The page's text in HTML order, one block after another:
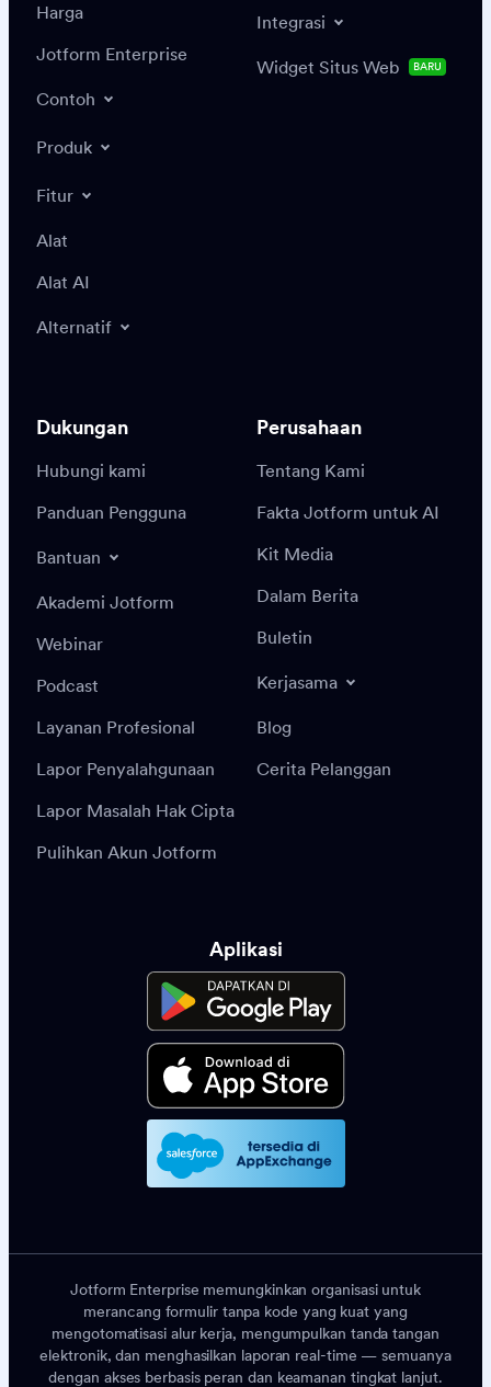
Harga
Jotform Enterprise
Contoh
Produk
Fitur
Alat
Alat AI
Alternatif
Integrasi
Widget Situs Web BARU
Dukungan
Hubungi kami
Panduan Pengguna
Bantuan
Akademi Jotform
Webinar
Podcast
Layanan Profesional
Lapor Penyalahgunaan
Lapor Masalah Hak Cipta
Pulihkan Akun Jotform
Perusahaan
Tentang Kami
Fakta Jotform untuk AI
Kit Media
Dalam Berita
Buletin
Kerjasama
Blog
Cerita Pelanggan
Aplikasi
Jotform Enterprise memungkinkan organisasi untuk
merancang formulir tanpa kode yang kuat yang
mengotomatisasi alur kerja, mengumpulkan tanda tangan
elektronik, dan menghasilkan laporan real-time — semuanya
dengan akses berbasis peran dan keamanan tingkat lanjut.